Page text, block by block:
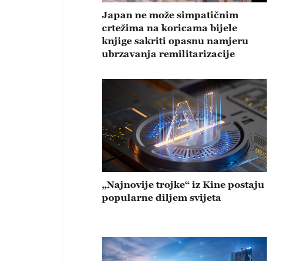
Japan ne može simpatičnim
crtežima na koricama bijele
knjige sakriti opasnu namjeru
ubrzavanja remilitarizacije
„Najnovije trojke“ iz Kine postaju
popularne diljem svijeta